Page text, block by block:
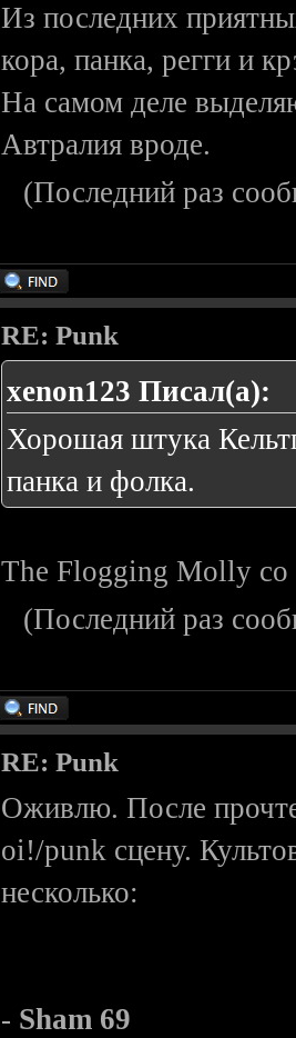
Из последних
кора, панка, регги и
На самом деле
Автралия вроде.
(Последний раз
RE: Punk
xenon123 Писал(а):
Хорошая штука
панка и фолка.
The Flogging Molly со
(Последний раз
RE: Punk
Оживлю. После
oi!/punk сцену.
несколько:
- Sham 69